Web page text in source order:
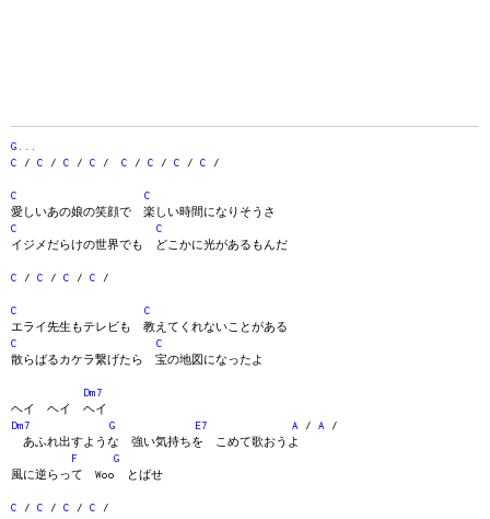
G
C / C / C / C / C / C / C / C /
C
C
愛しいあの娘の笑顔で 楽しい時間になりそうさ
C
C
イジメだらけの世界でも どこかに光があるもんだ
C / C / C / C /
C
C
エライ先生もテレビも 教えてくれないことがある
C
C
散らばるカケラ繋げたら 宝の地図になったよ
Dm7
ヘイ ヘイ ヘイ
Dm7
G E7 A / A /
あふれ出すような 強い気持ちを こめて歌おうよ
F
G
風に逆らって Woo とばせ
C / C / C / C /